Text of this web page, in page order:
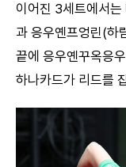
이어진 3세트에서
과 응우옌프엉린(하
끝에 응우옌꾸옥응
하나카드가 리드를